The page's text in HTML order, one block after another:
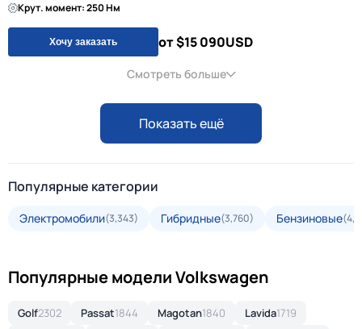
Крут. момент: 250 Нм
Хочу заказать от $15 090USD
Смотреть больше
Показать ещё
Популярные категории
Электромобили(3,343) Гибридные(3,760) Бензиновые
Популярные модели Volkswagen
Golf2302 Passat1844 Magotan1840 Lavida1719